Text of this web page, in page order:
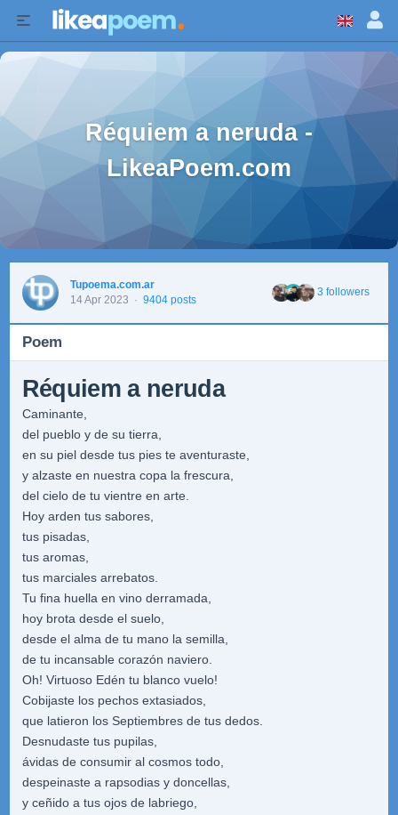
Réquiem a neruda -
LikeaPoem.com
Tupoema.com.ar
14 Apr 2023 · 9404 posts
3 followers
Poem
Réquiem a neruda
Caminante,
del pueblo y de su tierra,
en su piel desde tus pies te aventuraste,
y alzaste en nuestra copa la frescura,
del cielo de tu vientre en arte.
Hoy arden tus sabores,
tus pisadas,
tus aromas,
tus marciales arrebatos.
Tu fina huella en vino derramada,
hoy brota desde el suelo,
desde el alma de tu mano la semilla,
de tu incansable corazón naviero.
Oh! Virtuoso Edén tu blanco vuelo!
Cobijaste los pechos extasiados,
que latieron los Septiembres de tus dedos.
Desnudaste tus pupilas,
ávidas de consumir al cosmos todo,
despeinaste a rapsodias y doncellas,
y ceñido a tus ojos de labriego,